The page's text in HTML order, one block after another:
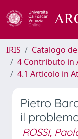
IRIS
Catalogo
4 Contributo in
4.1 Articolo in
Pietro
il
ROSSI,